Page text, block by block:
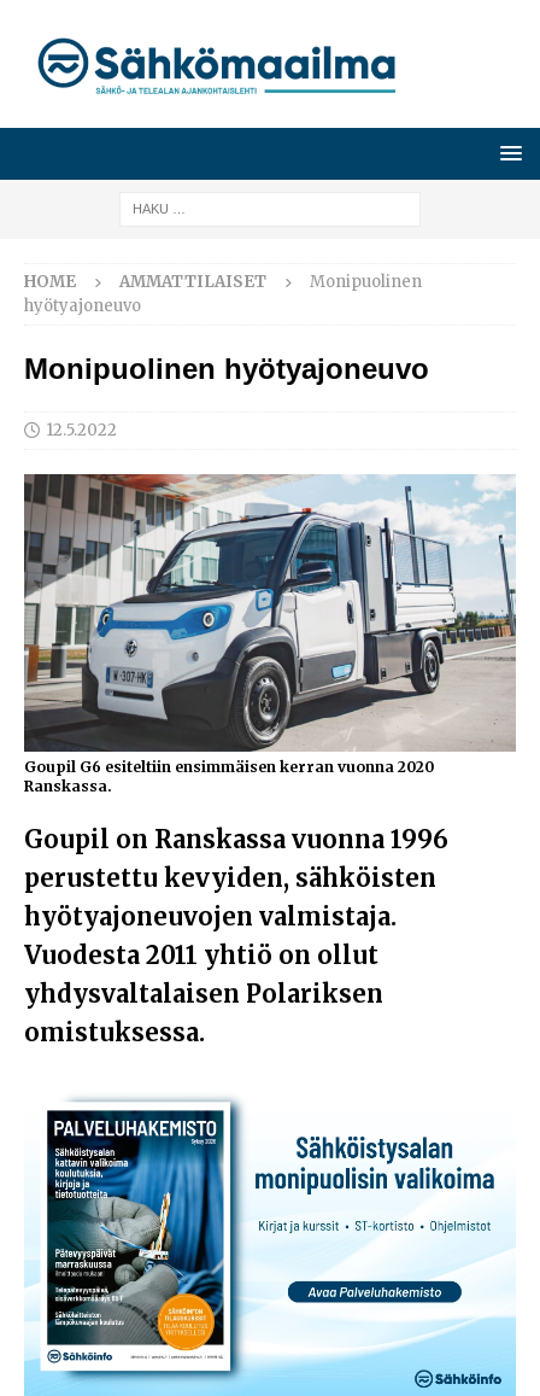
HOME AMMATTILAISET
Monipuolinen
hyötyajoneuvo
Monipuolinen hyötyajoneuvo
12.5.2022
Goupil G6 esiteltiin ensimmäisen kerran vuonna 2020
Ranskassa.
Goupil on Ranskassa vuonna 1996
perustettu kevyiden, sähköisten
hyötyajoneuvojen valmistaja.
Vuodesta 2011 yhtiö on ollut
yhdysvaltalaisen Polariksen
omistuksessa.